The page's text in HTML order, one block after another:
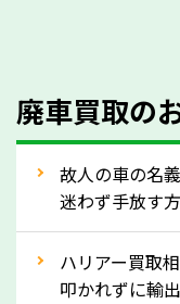
人気の車種は廃車
産車は高く買取
なら廃車の車も適
拒否となった車
廃車買取の
故人の車の名
迷わず手放す
ハリアー買取
叩かれずに輸